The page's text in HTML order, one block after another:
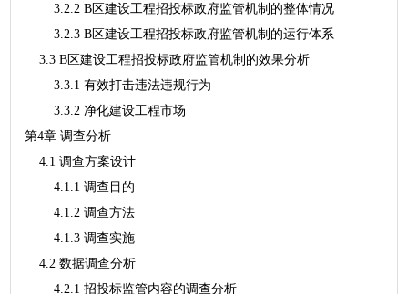
3.2.2 B区建设工程招投标政府监管机制的整体情况
3.2.3 B区建设工程招投标政府监管机制的运行体系
3.3 B区建设工程招投标政府监管机制的效果分析
3.3.1 有效打击违法违规行为
3.3.2 净化建设工程市场
第4章 调查分析
4.1 调查方案设计
4.1.1 调查目的
4.1.2 调查方法
4.1.3 调查实施
4.2 数据调查分析
4.2.1 招投标监管内容的调查分析